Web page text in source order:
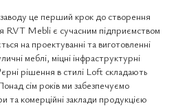
це перший крок до створення
RVT Mebli є сучасним підприємством
на проектуванні та виготовленні
меблі, міцні інфраструктурні
рішення в стилі Loft складають
сім років ми забезпечуємо
та комерційні заклади продукцією